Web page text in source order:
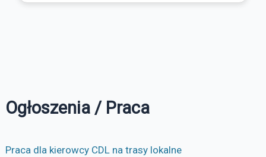
Ogłoszenia / Praca
Praca dla kierowcy CDL na trasy lokalne